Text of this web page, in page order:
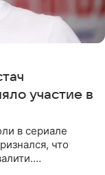
участие в
в сериале
что